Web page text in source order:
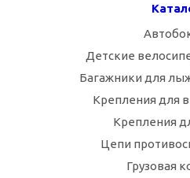
Детские
Багажники для
Крепления для
Крепления
Цепи
Грузовая